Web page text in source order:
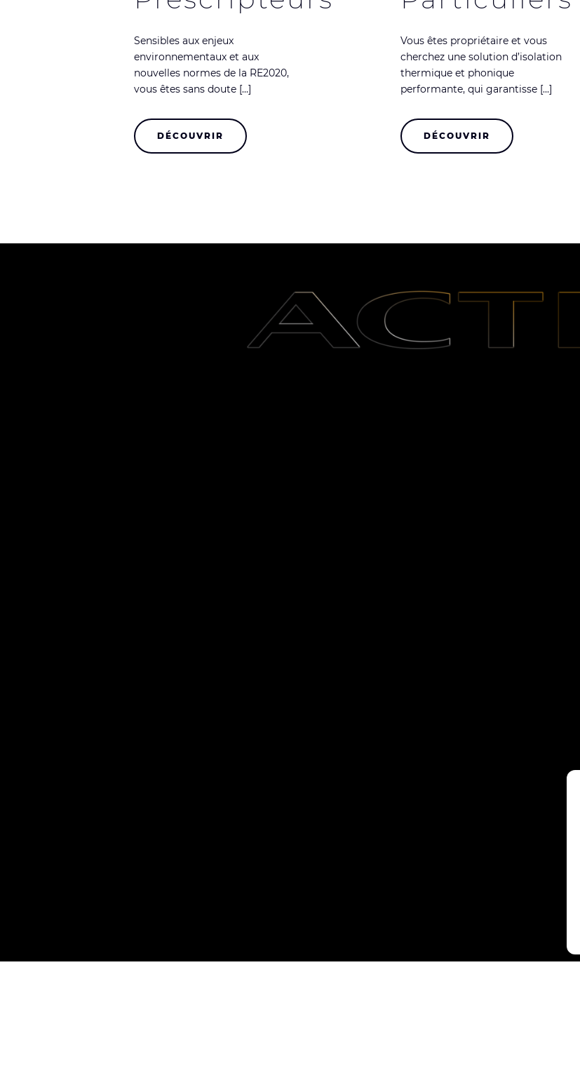
Sensibles aux enjeux
environnementaux et aux
nouvelles normes de la RE2020,
vous êtes sans doute [...]
DÉCOUVRIR
Vous êtes propriétaire et vous
cherchez une solution d’isolation
thermique et phonique
performante, qui garantisse [...]
DÉCOUVRIR